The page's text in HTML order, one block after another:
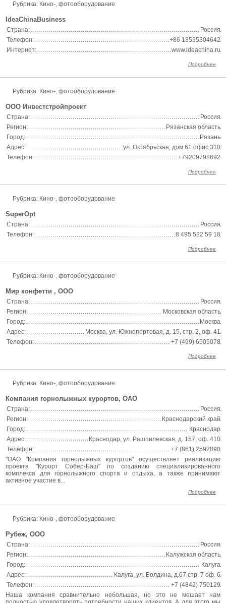
Рубрика: Кино-, фотооборудование
IdeaChinaBusiness
Страна:
Россия
Телефон:
+86 13535304642
Интернет:
www.ideachina.ru
Подробнее
Рубрика: Кино-, фотооборудование
ООО Инвестстройпроект
Страна:
Россия
Регион:
Рязанская область
Город:
Рязань
Адрес:
ул. Октябрьская, дом 61 офис 310
Телефон:
+79209798692
Подробнее
Рубрика: Кино-, фотооборудование
SuperOpt
Страна:
Россия
Телефон:
8 495 532 59 18
Подробнее
Рубрика: Кино-, фотооборудование
Мир конфетти , ООО
Страна:
Россия
Регион:
Московская область
Город:
Москва
Адрес:
Москва, ул. Южнопортовая, д. 15, стр. 2, оф. 41
Телефон:
+7 (499) 6505078
Подробнее
Рубрика: Кино-, фотооборудование
Компания горнолыжных курортов, ОАО
Страна:
Россия
Регион:
Краснодарский край
Город:
Краснодар
Адрес:
Краснодар, ул. Рашпилевская, д. 157, оф. 410
Телефон:
+7 (861) 2592890
"ОАО "Компания горнолыжных курортов" осуществляет реализацию
проекта "Курорт Собер-Баш" по созданию специализированного
комплекса для горнолыжного спорта и отдыха, а также принимают
активное участие в...
Подробнее
Рубрика: Кино-, фотооборудование
Рубеж, ООО
Страна:
Россия
Регион:
Калужская область
Город:
Калуга
Адрес:
Калуга, ул. Болдина, д.67 стр. 7 оф. 6
Телефон:
+7 (4842) 750129
Наша компания сравнительно небольшая, но это не мешает нам